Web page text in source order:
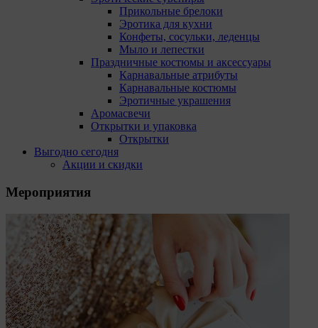
Прикольные брелоки
Эротика для кухни
Конфеты, сосульки, леденцы
Мыло и лепестки
Праздничные костюмы и аксессуары
Карнавальные атрибуты
Карнавальные костюмы
Эротичные украшения
Аромасвечи
Открытки и упаковка
Открытки
Выгодно сегодня
Акции и скидки
Мероприятия